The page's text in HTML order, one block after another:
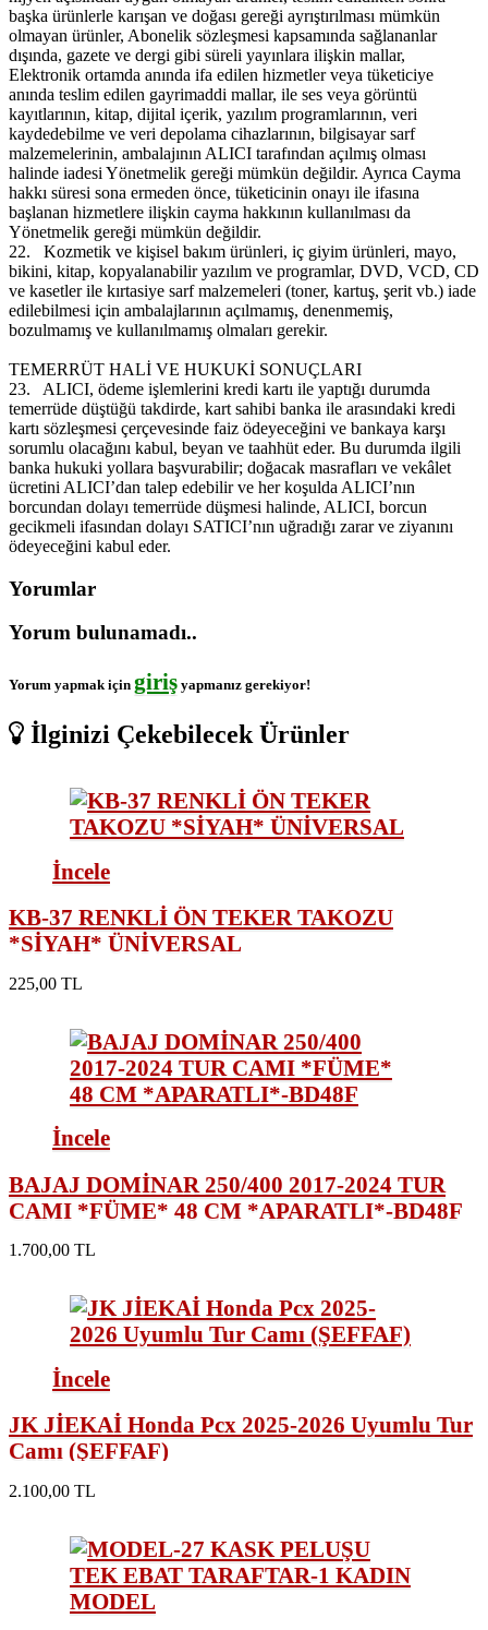
başka ürünlerle karışan ve doğası gereği ayrıştırılması mümkün
olmayan ürünler, Abonelik sözleşmesi kapsamında sağlananlar
dışında, gazete ve dergi gibi süreli yayınlara ilişkin mallar,
Elektronik ortamda anında ifa edilen hizmetler veya tüketiciye
anında teslim edilen gayrimaddi mallar, ile ses veya görüntü
kayıtlarının, kitap, dijital içerik, yazılım programlarının, veri
kaydedebilme ve veri depolama cihazlarının, bilgisayar sarf
malzemelerinin, ambalajının ALICI tarafından açılmış olması
halinde iadesi Yönetmelik gereği mümkün değildir. Ayrıca Cayma
hakkı süresi sona ermeden önce, tüketicinin onayı ile ifasına
başlanan hizmetlere ilişkin cayma hakkının kullanılması da
Yönetmelik gereği mümkün değildir.
22.
Kozmetik ve kişisel bakım ürünleri, iç giyim ürünleri, mayo,
bikini, kitap, kopyalanabilir yazılım ve programlar, DVD, VCD, CD
ve kasetler ile kırtasiye sarf malzemeleri (toner, kartuş, şerit vb.) iade
edilebilmesi için ambalajlarının açılmamış, denenmemiş,
bozulmamış ve kullanılmamış olmaları gerekir.
TEMERRÜT HALİ VE HUKUKİ SONUÇLARI
23.
ALICI, ödeme işlemlerini kredi kartı ile yaptığı durumda
temerrüde düştüğü takdirde, kart sahibi banka ile arasındaki kredi
kartı sözleşmesi çerçevesinde faiz ödeyeceğini ve bankaya karşı
sorumlu olacağını kabul, beyan ve taahhüt eder. Bu durumda ilgili
banka hukuki yollara başvurabilir; doğacak masrafları ve vekâlet
ücretini ALICI’dan talep edebilir ve her koşulda ALICI’nın
borcundan dolayı temerrüde düşmesi halinde, ALICI, borcun
gecikmeli ifasından dolayı SATICI’nın uğradığı zarar ve ziyanını
ödeyeceğini kabul eder.
Yorumlar
Yorum bulunamadı..
Yorum yapmak için giriş yapmanız gerekiyor!
İlginizi Çekebilecek Ürünler
İncele
KB-37 RENKLİ ÖN TEKER TAKOZU
*SİYAH* ÜNİVERSAL
225,00 TL
İncele
BAJAJ DOMİNAR 250/400 2017-2024 TUR
CAMI *FÜME* 48 CM *APARATLI*-BD48F
1.700,00 TL
İncele
JK JİEKAİ Honda Pcx 2025-2026 Uyumlu Tur
Camı (ŞEFFAF)
2.100,00 TL